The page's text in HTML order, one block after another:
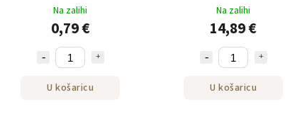
Na zalihi
0,79 €
U košaricu
Na zalihi
14,89 €
U košaricu